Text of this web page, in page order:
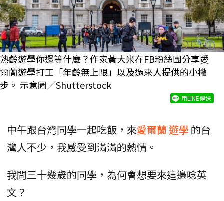
熟齡遊學你還等什麼？作家黃大米在FB粉絲團分享愛
爾蘭遊學打工「年齡無上限」以及過來人提供的小撇
步。 示意圖／Shutterstock
用LINE傳送
中午跟台灣同學一起吃飯，來愛爾蘭遊學 的台
灣人不少，我感受到滿滿的熱情。
我問三十幾歲的同學，為何會想要來這邊唸英
文？